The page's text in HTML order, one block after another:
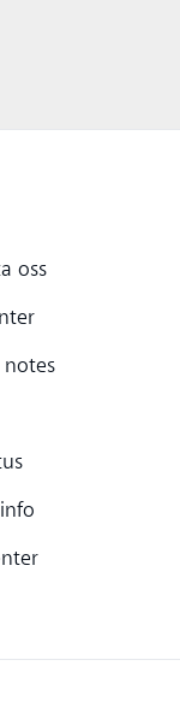
oss
notes